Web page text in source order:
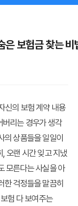
은 보험금 찾는 비
신의 보험 계약 내용
버리는 경우가 생각
의 상품들을 일일이
오랜 시간 잊고 지냈
모른다는 사실을 아
한 걱정들을 말끔히
험 다 보여주는